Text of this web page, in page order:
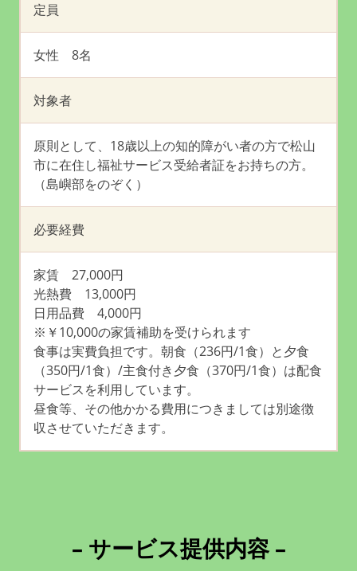
定員
女性 8名
対象者
原則として、18歳以上の知的障がい者の方で松山
市に在住し福祉サービス受給者証をお持ちの方。
（島嶼部をのぞく）
必要経費
家賃 27,000円
光熱費 13,000円
日用品費 4,000円
※￥10,000の家賃補助を受けられます
食事は実費負担です。朝食（236円/1食）と夕食
（350円/1食）/主食付き夕食（370円/1食）は配食
サービスを利用しています。
昼食等、その他かかる費用につきましては別途徴
収させていただきます。
– サービス提供内容 –